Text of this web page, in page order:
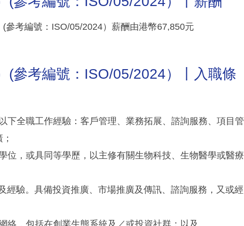
參考編號：ISO/05/2024）薪酬由港幣67,850元
(參考編號：ISO/05/2024）丨入職條
下全職工作經驗：客戶管理、業務拓展、諮詢服務、項目管
位，或具同等學歷，以主修有關生物科技、生物醫學或醫療
經驗。具備投資推廣、市場推廣及傳訊、諮詢服務，又或經